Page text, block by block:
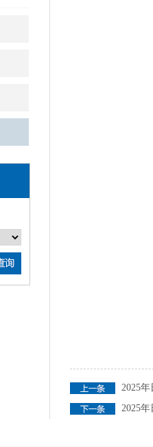
2025
2025